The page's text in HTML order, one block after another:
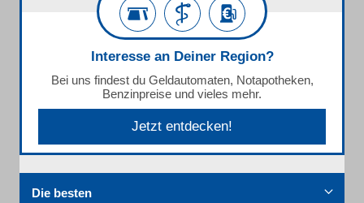
Interesse an Deiner Region?
Bei uns findest du Geldautomaten, Notapotheken,
Benzinpreise und vieles mehr.
Jetzt entdecken!
Die besten